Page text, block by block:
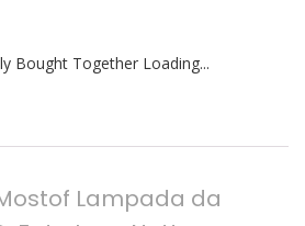
Bought Together Loading...
Lampada da